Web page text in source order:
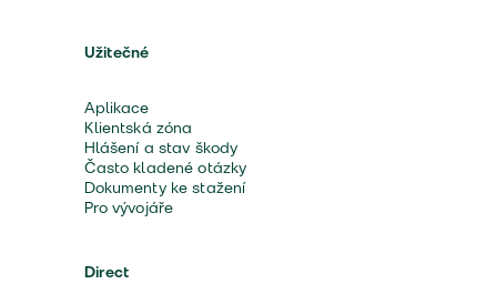
Užitečné
Aplikace
Klientská zóna
Hlášení a stav škody
Často kladené otázky
Dokumenty ke stažení
Pro vývojáře
Direct